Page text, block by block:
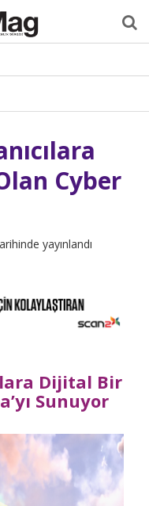
Editörden
Gelenler
İletişim
Cyber
yayınlandı
Dijital Bir
Sunuyor